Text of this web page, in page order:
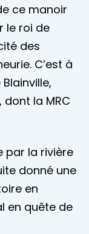
ce manoir
le roi de
des
C’est à
la MRC
par la rivière
donné une
en
en quête de